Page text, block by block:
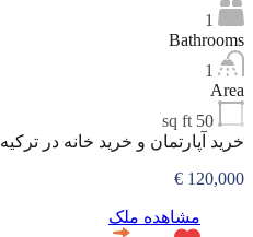
1
Bathrooms
1
Area
50
sq ft
خرید آپارتمان و خرید خانه در ترکیه
120,000 €
مشاهده ملک